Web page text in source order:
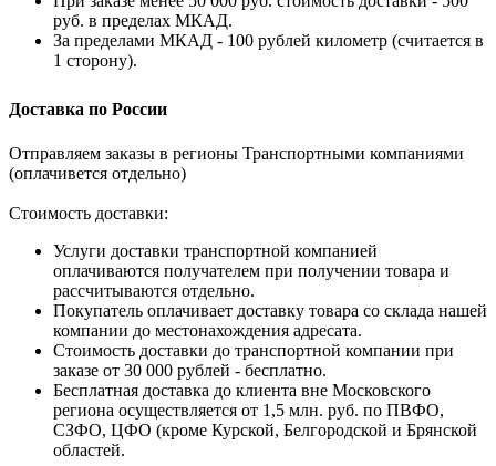
руб. в пределах МКАД.
За пределами МКАД - 100 рублей километр (считается в
1 сторону).
Доставка по России
Отправляем заказы в регионы Транспортными компаниями
(оплачивется отдельно)
Стоимость доставки:
Услуги доставки транспортной компанией
оплачиваются получателем при получении товара и
рассчитываются отдельно.
Покупатель оплачивает доставку товара со склада нашей
компании до местонахождения адресата.
Стоимость доставки до транспортной компании при
заказе от 30 000 рублей - бесплатно.
Бесплатная доставка до клиента вне Московского
региона осуществляется от 1,5 млн. руб. по ПВФО,
СЗФО, ЦФО (кроме Курской, Белгородской и Брянской
областей.